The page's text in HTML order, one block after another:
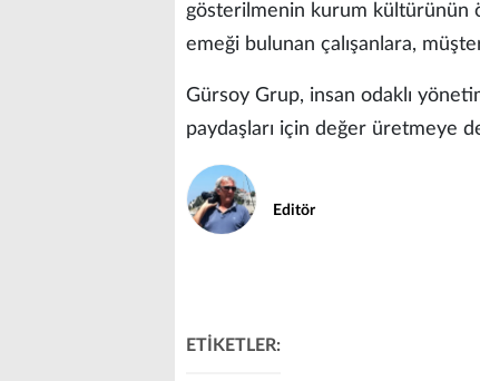
gösterilmenin kurum kültürünün
emeği bulunan çalışanlara,
Gürsoy Grup, insan odaklı
paydaşları için değer üretmeye
Editör
ETİKETLER: